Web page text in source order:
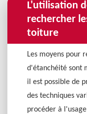
L'utilisation
rechercher
toiture
Les moyens pour
d'étanchéité sont
il est possible de
des techniques
procéder à